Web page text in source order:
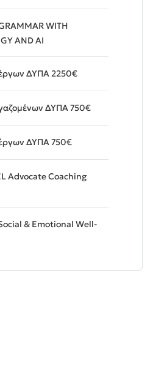
WITH
AND AI
ΔΥΠΑ 2250€
ΔΥΠΑ 750€
ΔΥΠΑ 750€
Advocate Coaching
& Emotional Well-